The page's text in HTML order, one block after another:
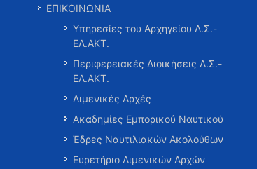
ΕΠΙΚΟΙΝΩΝΙΑ
Υπηρεσίες του Αρχηγείου Λ.Σ.-
ΕΛ.ΑΚΤ.
Περιφερειακές Διοικήσεις Λ.Σ.-
ΕΛ.ΑΚΤ.
Λιμενικές Αρχές
Ακαδημίες Εμπορικού Ναυτικού
Έδρες Ναυτιλιακών Ακολούθων
Ευρετήριο Λιμενικών Αρχών